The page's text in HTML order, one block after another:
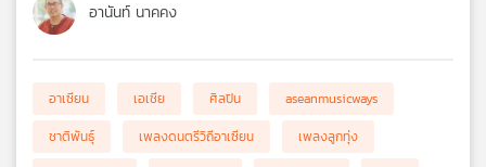
อานันท์ นาคคง
อาเซียน เอเชีย ศิลปิน
aseanmusicways
ชาติพันธ์ุ
เพลงดนตรีวิถีอาเซียน
เพลงลูกทุ่ง